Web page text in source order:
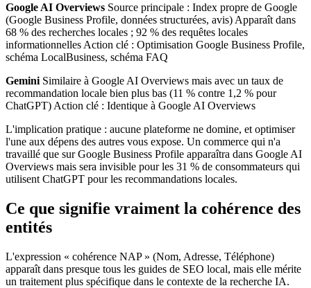
Google AI Overviews Source principale : Index propre de Google
(Google Business Profile, données structurées, avis) Apparaît dans
68 % des recherches locales ; 92 % des requêtes locales
informationnelles Action clé : Optimisation Google Business Profile,
schéma LocalBusiness, schéma FAQ
Gemini Similaire à Google AI Overviews mais avec un taux de
recommandation locale bien plus bas (11 % contre 1,2 % pour
ChatGPT) Action clé : Identique à Google AI Overviews
L'implication pratique : aucune plateforme ne domine, et optimiser
l'une aux dépens des autres vous expose. Un commerce qui n'a
travaillé que sur Google Business Profile apparaîtra dans Google AI
Overviews mais sera invisible pour les 31 % de consommateurs qui
utilisent ChatGPT pour les recommandations locales.
Ce que signifie vraiment la cohérence des
entités
L'expression « cohérence NAP » (Nom, Adresse, Téléphone)
apparaît dans presque tous les guides de SEO local, mais elle mérite
un traitement plus spécifique dans le contexte de la recherche IA.